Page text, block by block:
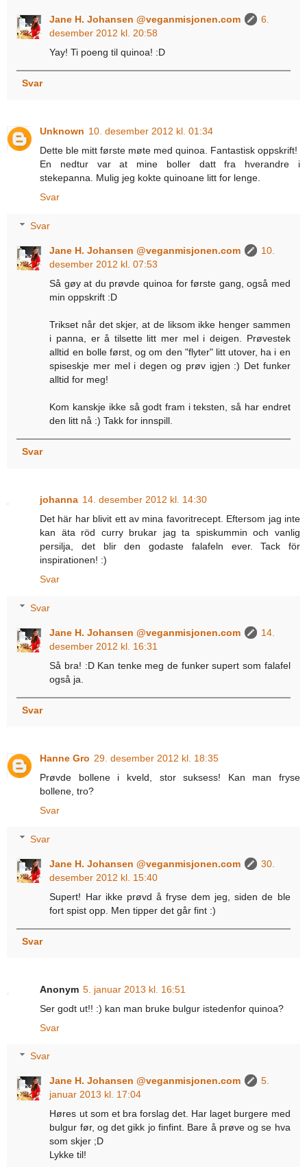
Jane H. Johansen @veganmisjonen.com
6.
desember 2012 kl. 20:58
Yay! Ti poeng til quinoa! :D
Svar
Unknown 10. desember 2012 kl. 01:34
Dette ble mitt første møte med quinoa. Fantastisk oppskrift!
En nedtur var at mine boller datt fra hverandre i
stekepanna. Mulig jeg kokte quinoane litt for lenge.
Svar
Svar
Jane H. Johansen @veganmisjonen.com
10.
desember 2012 kl. 07:53
Så gøy at du prøvde quinoa for første gang, også med
min oppskrift :D
Trikset når det skjer, at de liksom ikke henger sammen
i panna, er å tilsette litt mer mel i deigen. Prøvestek
alltid en bolle først, og om den "flyter" litt utover, ha i en
spiseskje mer mel i degen og prøv igjen :) Det funker
alltid for meg!
Kom kanskje ikke så godt fram i teksten, så har endret
den litt nå :) Takk for innspill.
Svar
johanna 14. desember 2012 kl. 14:30
Det här har blivit ett av mina favoritrecept. Eftersom jag inte
kan äta röd curry brukar jag ta spiskummin och vanlig
persilja, det blir den godaste falafeln ever. Tack för
inspirationen! :)
Svar
Svar
Jane H. Johansen @veganmisjonen.com
14.
desember 2012 kl. 16:31
Så bra! :D Kan tenke meg de funker supert som falafel
også ja.
Svar
Hanne Gro 29. desember 2012 kl. 18:35
Prøvde bollene i kveld, stor suksess! Kan man fryse
bollene, tro?
Svar
Svar
Jane H. Johansen @veganmisjonen.com
30.
desember 2012 kl. 15:40
Supert! Har ikke prøvd å fryse dem jeg, siden de ble
fort spist opp. Men tipper det går fint :)
Svar
Anonym 5. januar 2013 kl. 16:51
Ser godt ut!! :) kan man bruke bulgur istedenfor quinoa?
Svar
Svar
Jane H. Johansen @veganmisjonen.com
5.
januar 2013 kl. 17:04
Høres ut som et bra forslag det. Har laget burgere med
bulgur før, og det gikk jo finfint. Bare å prøve og se hva
som skjer ;D
Lykke til!